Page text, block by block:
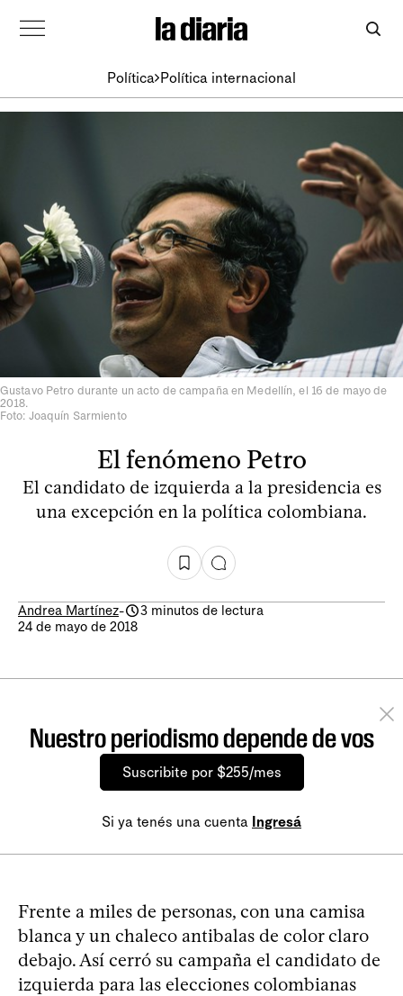
Política Política internacional
Gustavo Petro durante un acto de campaña en Medellín, el 16 de mayo de
2018.
Foto: Joaquín Sarmiento
El fenómeno Petro
El candidato de izquierda a la presidencia es
una excepción en la política colombiana.
Andrea Martínez-
3 minutos de lectura
24 de mayo de 2018
Nuestro periodismo depende de vos
Suscribite por $255/mes
Si ya tenés una cuenta Ingresá
Frente a miles de personas, con una camisa
blanca y un chaleco antibalas de color claro
debajo. Así cerró su campaña el candidato de
izquierda para las elecciones colombianas